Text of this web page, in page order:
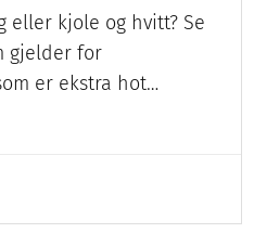
eller kjole og hvitt? Se
gjelder for
er ekstra hot…